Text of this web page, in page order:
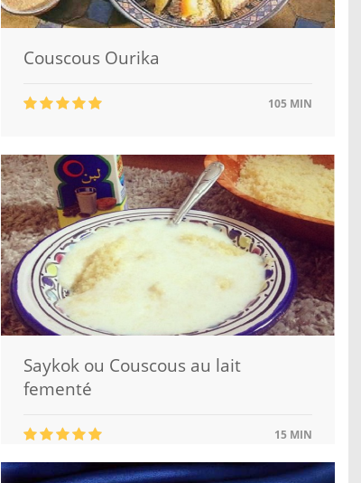
Couscous Ourika
105 MIN
Saykok ou Couscous au lait
fementé
15 MIN